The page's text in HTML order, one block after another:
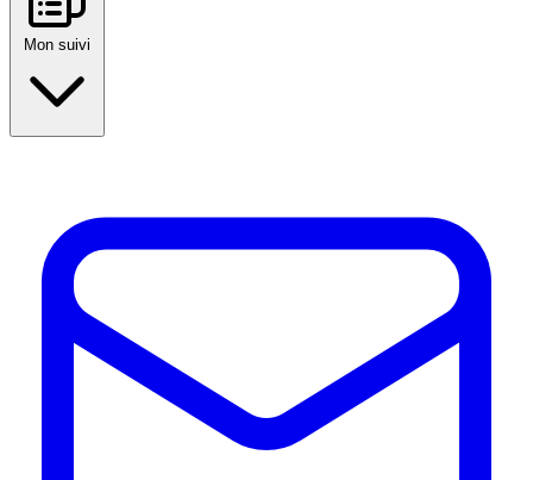
Mon suivi